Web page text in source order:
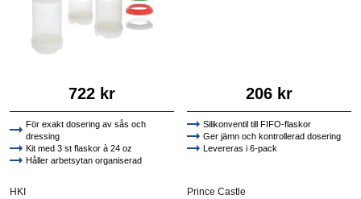
722 kr
För exakt dosering av sås och
dressing
Kit med 3 st flaskor à 24 oz
Håller arbetsytan organiserad
206 kr
Silikonventil till FIFO-flaskor
Ger jämn och kontrollerad dosering
Levereras i 6-pack
HKI Prince Castle